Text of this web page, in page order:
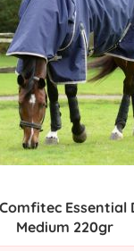
Essential
Medium 220gr